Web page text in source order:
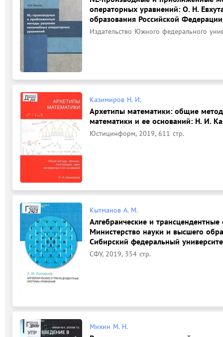
операторных уравнений: О. Н.
образования Российской
Издательство Южного федерального
Казимиров Н. И.
Архетипы математики: общие
математики и ее оснований: Н. И.
Юстицинформ, 2019, 611 стр.
Кытманов А. М.
Алгебраические и
Министерство науки и высшего
Сибирский федеральный
СФУ, 2019, 354 стр.
Михин М. Н.